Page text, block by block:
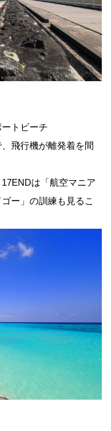
トビーチ
飛行機が離発着を間
は「航空マニア
ー」の訓練も見るこ